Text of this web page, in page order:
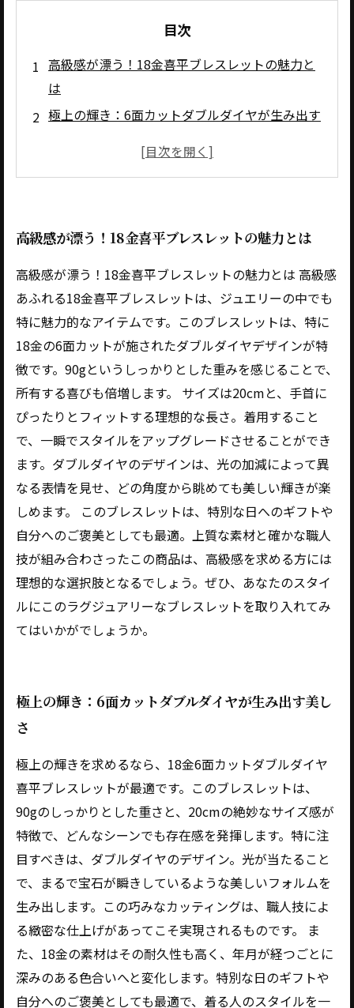
目次
高級感が漂う！18金喜平ブレスレットの魅力と
は
極上の輝き：6面カットダブルダイヤが生み出す
90gの重厚感と20cmの完璧なサイズ: 理想的な
スレット
あなたのスタイルを高める：高級ブレスレット
の選び方
ラグジュアリーな身に着け方：18金喜平ブレス
レットのコーデ術
最高の自分を演出するために：喜平ブレスレッ
トで特別感をアップ
高級感が漂う！18金喜平ブレスレットの魅力とは
高級感が漂う！18金喜平ブレスレットの魅力とは 高級感
あふれる18金喜平ブレスレットは、ジュエリーの中でも
特に魅力的なアイテムです。このブレスレットは、特に
18金の6面カットが施されたダブルダイヤデザインが特
徴です。90gというしっかりとした重みを感じることで、
所有する喜びも倍増します。 サイズは20cmと、手首に
ぴったりとフィットする理想的な長さ。着用すること
で、一瞬でスタイルをアップグレードさせることができ
ます。ダブルダイヤのデザインは、光の加減によって異
なる表情を見せ、どの角度から眺めても美しい輝きが楽
しめます。 このブレスレットは、特別な日へのギフトや
自分へのご褒美としても最適。上質な素材と確かな職人
技が組み合わさったこの商品は、高級感を求める方には
理想的な選択肢となるでしょう。ぜひ、あなたのスタイ
ルにこのラグジュアリーなブレスレットを取り入れてみ
てはいかがでしょうか。
極上の輝き：6面カットダブルダイヤが生み出す美し
さ
極上の輝きを求めるなら、18金6面カットダブルダイヤ
喜平ブレスレットが最適です。このブレスレットは、
90gのしっかりとした重さと、20cmの絶妙なサイズ感が
特徴で、どんなシーンでも存在感を発揮します。特に注
目すべきは、ダブルダイヤのデザイン。光が当たること
で、まるで宝石が瞬きしているような美しいフォルムを
生み出します。この巧みなカッティングは、職人技によ
る緻密な仕上げがあってこそ実現されるものです。 ま
た、18金の素材はその耐久性も高く、年月が経つごとに
深みのある色合いへと変化します。特別な日のギフトや
自分へのご褒美としても最適で、着る人のスタイルを一